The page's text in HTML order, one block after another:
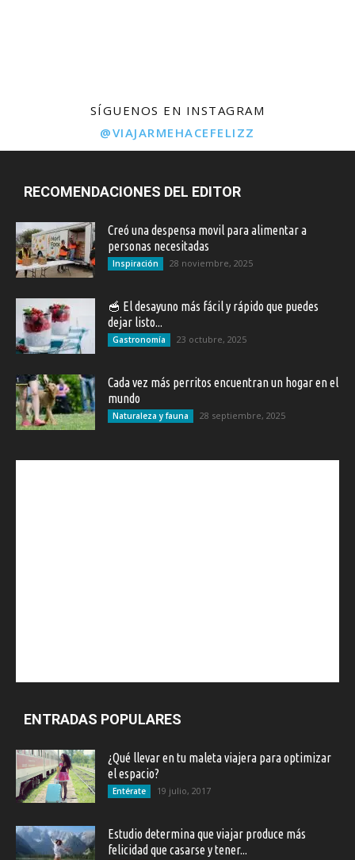
SÍGUENOS EN INSTAGRAM
@VIAJARMEHACEFELIZZ
RECOMENDACIONES DEL EDITOR
Creó una despensa movil para alimentar a
personas necesitadas
Inspiración 28 noviembre, 2025
🥣 El desayuno más fácil y rápido que puedes
dejar listo...
Gastronomía 23 octubre, 2025
Cada vez más perritos encuentran un hogar en el
mundo
Naturaleza y fauna 28 septiembre, 2025
ENTRADAS POPULARES
¿Qué llevar en tu maleta viajera para optimizar
el espacio?
Entérate 19 julio, 2017
Estudio determina que viajar produce más
felicidad que casarse y tener...